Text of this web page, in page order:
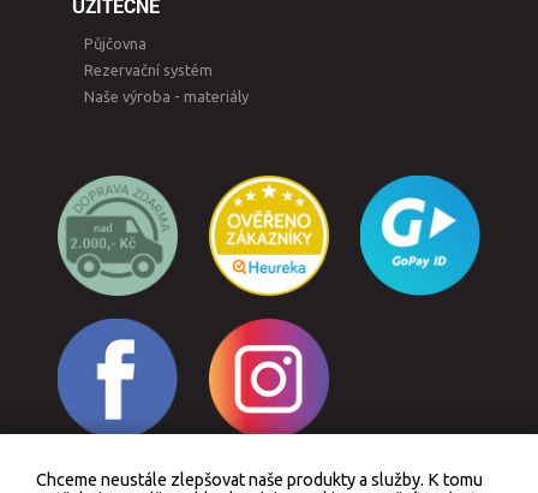
UŽITEČNÉ
Půjčovna
Rezervační systém
Naše výroba - materiály
Odstoupit od smlouvy
Chceme neustále zlepšovat naše produkty a služby. K tomu